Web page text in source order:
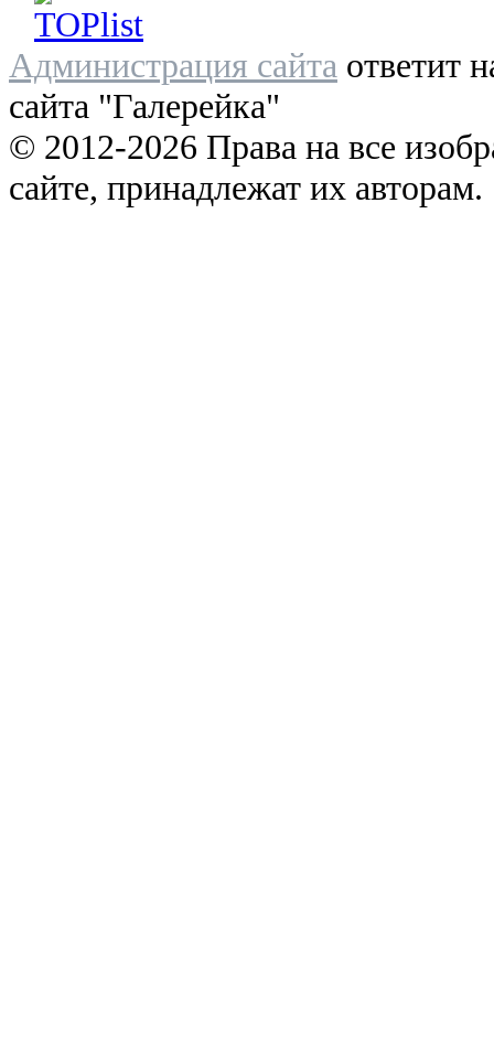
Администрация сайта ответит
сайта "Галерейка"
© 2012-2026 Права на все
сайте, принадлежат их авторам.